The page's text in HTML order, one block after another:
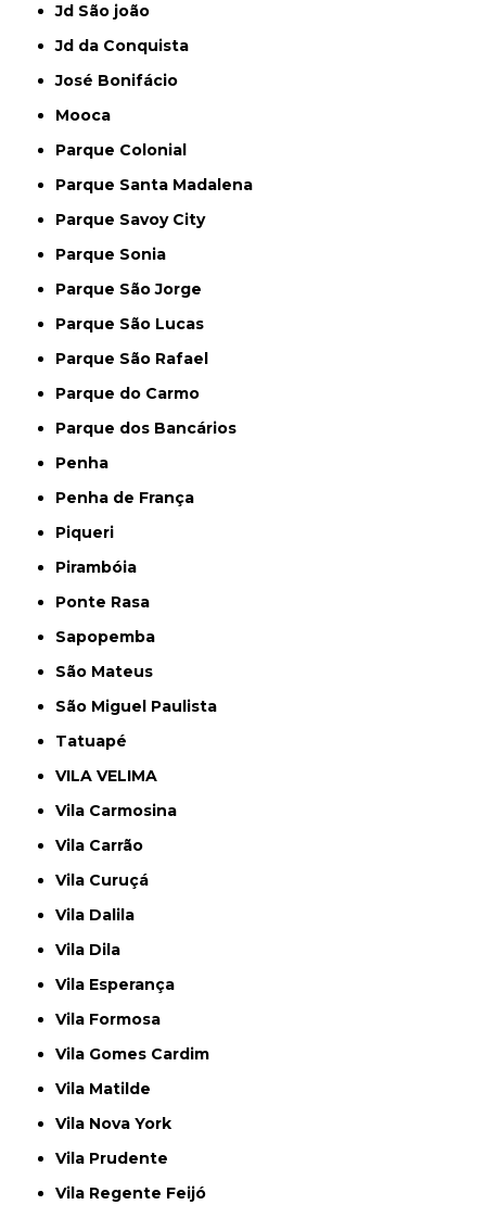
Jd São joão
Jd da Conquista
José Bonifácio
Mooca
Parque Colonial
Parque Santa Madalena
Parque Savoy City
Parque Sonia
Parque São Jorge
Parque São Lucas
Parque São Rafael
Parque do Carmo
Parque dos Bancários
Penha
Penha de França
Piqueri
Pirambóia
Ponte Rasa
Sapopemba
São Mateus
São Miguel Paulista
Tatuapé
VILA VELIMA
Vila Carmosina
Vila Carrão
Vila Curuçá
Vila Dalila
Vila Dila
Vila Esperança
Vila Formosa
Vila Gomes Cardim
Vila Matilde
Vila Nova York
Vila Prudente
Vila Regente Feijó